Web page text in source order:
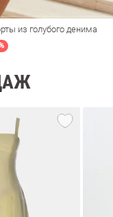
из голубого денима